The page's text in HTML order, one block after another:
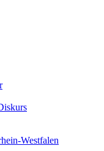
Westfalen